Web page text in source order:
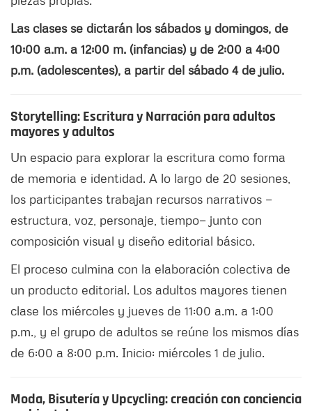
Las clases se dictarán los sábados y domingos, de
10:00 a.m. a 12:00 m. (infancias) y de 2:00 a 4:00
p.m. (adolescentes), a partir del sábado 4 de julio.
Storytelling: Escritura y Narración para adultos
mayores y adultos
Un espacio para explorar la escritura como forma
de memoria e identidad. A lo largo de 20 sesiones,
los participantes trabajan recursos narrativos —
estructura, voz, personaje, tiempo— junto con
composición visual y diseño editorial básico.
El proceso culmina con la elaboración colectiva de
un producto editorial. Los adultos mayores tienen
clase los miércoles y jueves de 11:00 a.m. a 1:00
p.m., y el grupo de adultos se reúne los mismos días
de 6:00 a 8:00 p.m. Inicio: miércoles 1 de julio.
Moda, Bisutería y Upcycling: creación con conciencia